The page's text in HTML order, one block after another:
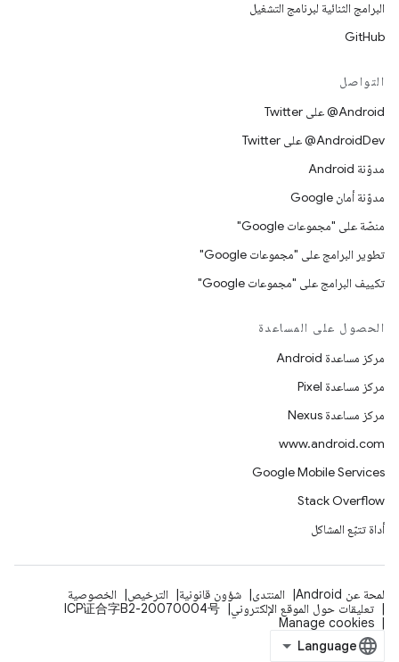
البرامج الثنائية لبرنامج التشغيل
GitHub
التواصل
‎@Android على Twitter
‎@AndroidDev على Twitter
مدوّنة Android
مدوّنة أمان Google
منصّة على "مجموعات Google"
تطوير البرامج على "مجموعات Google"
تكييف البرامج على "مجموعات Google"
الحصول على المساعدة
مركز مساعدة Android
مركز مساعدة Pixel
مركز مساعدة Nexus
www.android.com
Google Mobile Services
Stack Overflow
أداة تتبّع المشاكل
لمحة عن Android المنتدى شؤون قانونية الترخيص
الخصوصية
تعليقات حول الموقع الإلكتروني
ICP证合字B2-20070004号
Manage cookies